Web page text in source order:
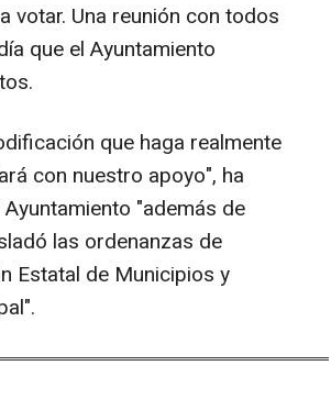
votar. Una reunión con todos
que el Ayuntamiento
que haga realmente
con nuestro apoyo", ha
"además de
las ordenanzas de
Estatal de Municipios y